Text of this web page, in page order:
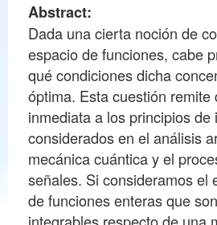
Abstract:
Dada una cierta noción de
espacio de funciones, cabe
qué condiciones dicha
óptima. Esta cuestión remite
inmediata a los principios
considerados en el análisis
mecánica cuántica y el
señales. Si consideramos el
de funciones enteras que
integrables respecto de una